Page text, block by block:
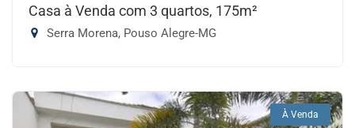
Casa à Venda com 3 quartos, 175m²
Serra Morena, Pouso Alegre-MG
À Venda